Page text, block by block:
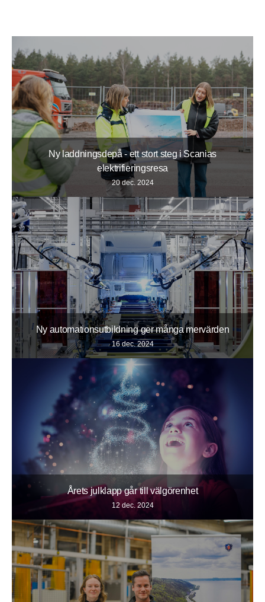
Ny laddningsdepå - ett stort steg i Scanias
elektrifieringsresa
20 dec. 2024
Ny automationsutbildning ger många mervärden
16 dec. 2024
Årets julklapp går till välgörenhet
12 dec. 2024